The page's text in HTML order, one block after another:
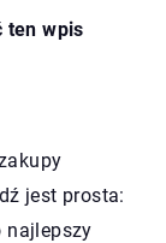
ten wpis
jest prosta:
najlepszy